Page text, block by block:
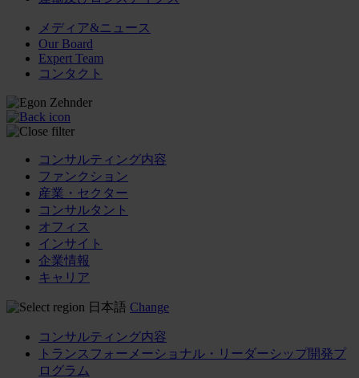
メディア&ニュース
Our Board
Expert Team
コンタクト
コンサルティング内容
ファンクション
産業・セクター
コンサルタント
オフィス
インサイト
企業情報
キャリア
日本語 Change
コンサルティング内容
トランスフォーメーショナル・リーダーシップ開発プ
ログラム